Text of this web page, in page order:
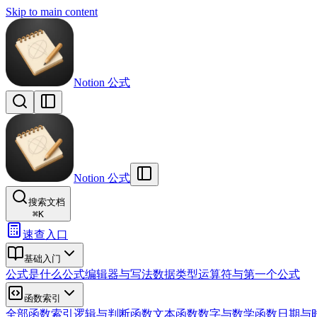
Skip to main content
Notion 公式
Notion 公式
搜索文档
⌘K
速查入口
基础入门
公式是什么公式编辑器与写法数据类型运算符与第一个公式
函数索引
全部函数索引 逻辑与判断函数文本函数数字与数学函数 日期与